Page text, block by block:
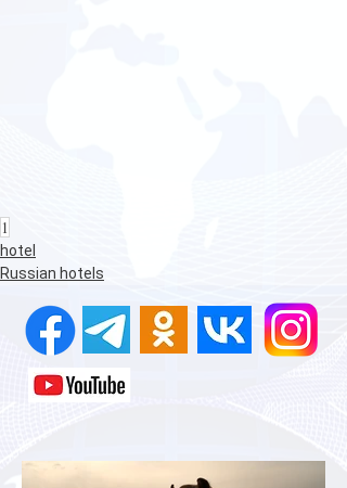
1
hotel
Russian hotels